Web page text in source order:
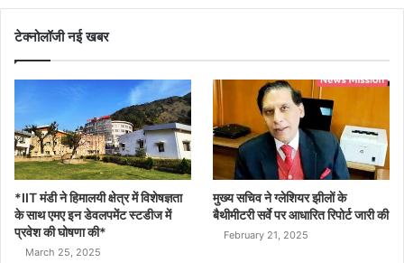
टेक्नोलॉजी नई खबर
*IIT मंडी ने हिमालयी क्षेत्र में विशेषज्ञता
के साथ एमए इन डेवलपमेंट स्टडीज में
प्रवेश की घोषणा की*
March 25, 2025
मुख्य सचिव ने ग्लेशियर झीलों के
बैथीमीटरी सर्वे पर आधारित रिपोर्ट जारी की
February 21, 2025